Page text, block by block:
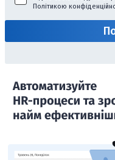
Політикою